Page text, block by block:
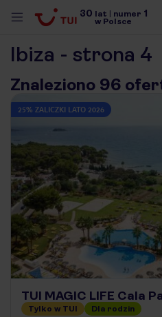
30 lat numer 1
w Polsce
Ibiza - strona 4
Znaleziono 96
25% ZALICZKI LATO 2026
TUI MAGIC LIFE Cala
Tylko w TUI Dla rodzin